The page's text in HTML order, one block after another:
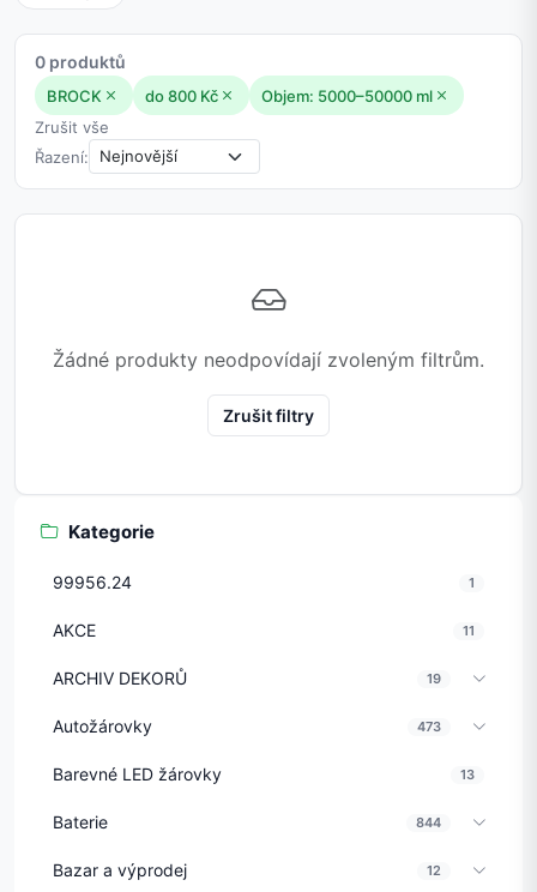
0 produktů
BROCK do 800 Kč
Objem: 5000–50000 ml
Zrušit vše
Řazení:
Žádné produkty neodpovídají zvoleným filtrům.
Zrušit filtry
Kategorie
99956.24 1
AKCE 11
ARCHIV DEKORŮ 19
Autožárovky 473
Barevné LED žárovky 13
Baterie 844
Bazar a výprodej 12